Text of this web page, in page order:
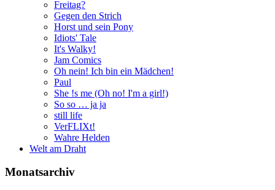
Freitag?
Gegen den Strich
Horst und sein Pony
Idiots' Tale
It's Walky!
Jam Comics
Oh nein! Ich bin ein Mädchen!
Paul
She !s me (Oh no! I'm a girl!)
So so … ja ja
still life
VerFLIXt!
Wahre Helden
Welt am Draht
Monatsarchiv